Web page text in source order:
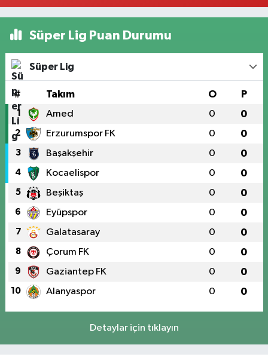
Süper Lig Puan Durumu
Süper Lig
# Takım O P
1 Amed 0 0
2 Erzurumspor FK 0 0
3 Başakşehir 0 0
4 Kocaelispor 0 0
5 Beşiktaş 0 0
6 Eyüpspor 0 0
7 Galatasaray 0 0
8 Çorum FK 0 0
9 Gaziantep FK 0 0
10 Alanyaspor 0 0
Detaylar için tıklayın